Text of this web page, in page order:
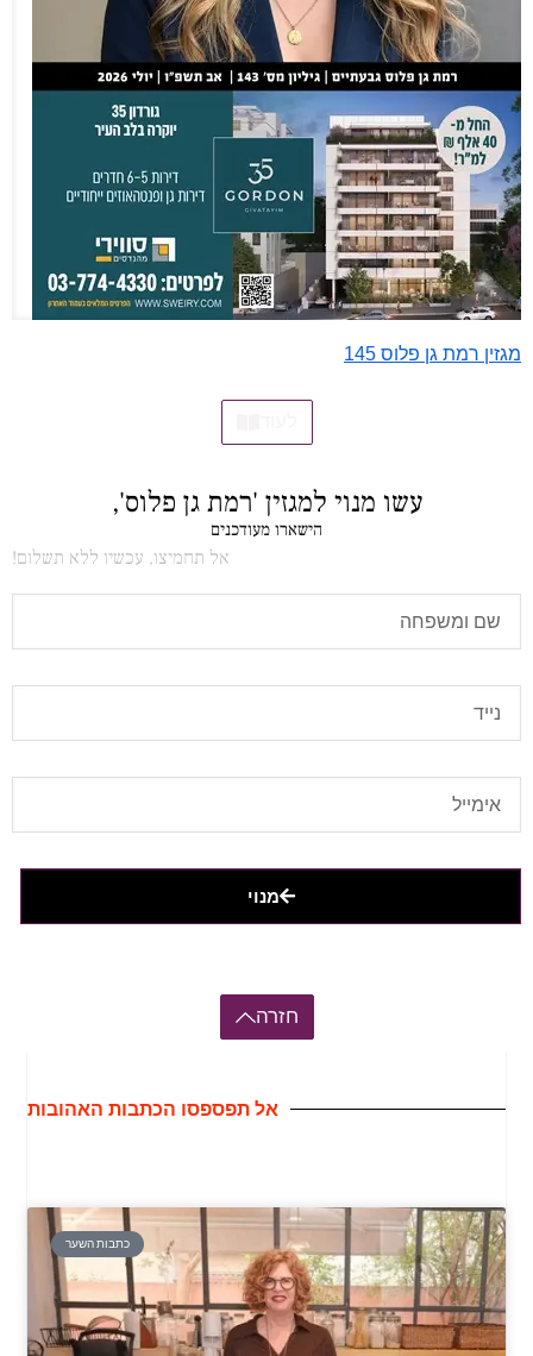
מגזין רמת גן פלוס 145
עשו מנוי למגזין 'רמת גן פלוס',
הישארו מעודכנים
אל תחמיצו, עכשיו ללא תשלום!
מנוי
חזרה
אל תפספסו הכתבות האהובות
כתבות השער